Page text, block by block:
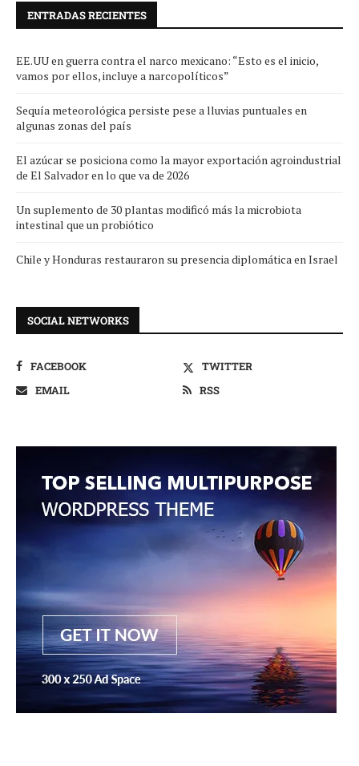
ENTRADAS RECIENTES
EE.UU en guerra contra el narco mexicano: “Esto es el inicio,
vamos por ellos, incluye a narcopolíticos”
Sequía meteorológica persiste pese a lluvias puntuales en
algunas zonas del país
El azúcar se posiciona como la mayor exportación agroindustrial
de El Salvador en lo que va de 2026
Un suplemento de 30 plantas modificó más la microbiota
intestinal que un probiótico
Chile y Honduras restauraron su presencia diplomática en Israel
SOCIAL NETWORKS
FACEBOOK
TWITTER
EMAIL
RSS